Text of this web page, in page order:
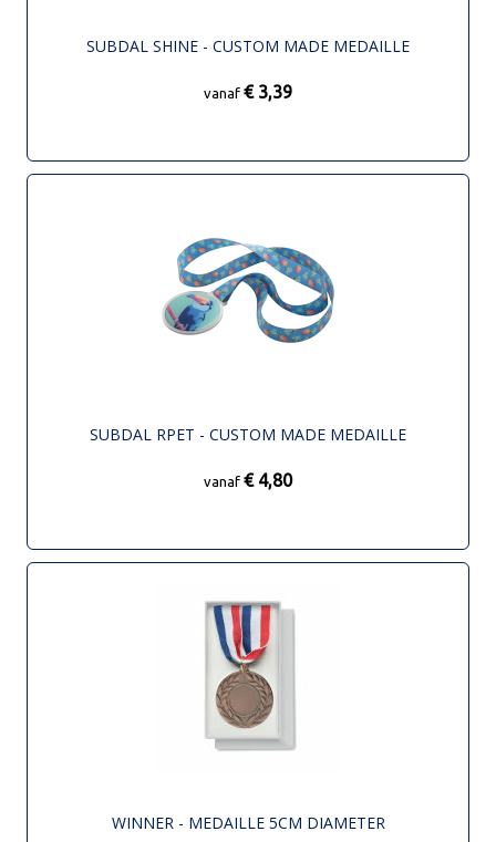
SUBDAL SHINE - CUSTOM MADE MEDAILLE
vanaf € 3,39
SUBDAL RPET - CUSTOM MADE MEDAILLE
vanaf € 4,80
WINNER - MEDAILLE 5CM DIAMETER